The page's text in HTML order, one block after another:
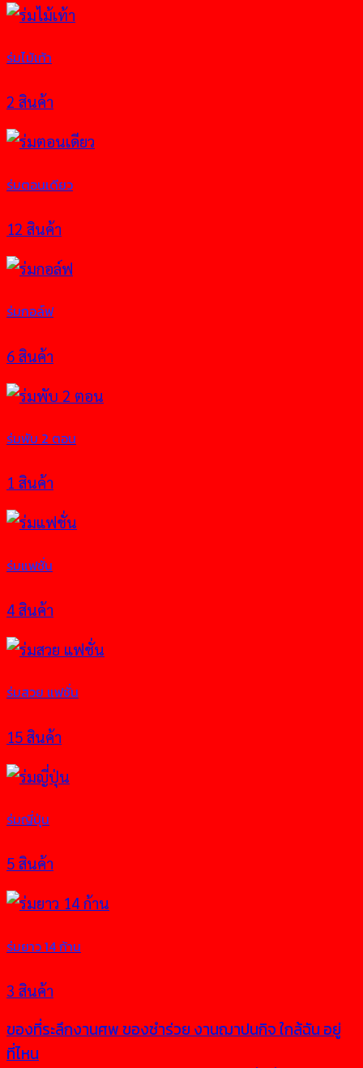
ร่มไม้เท้า
2 สินค้า
ร่มตอนเดียว
12 สินค้า
ร่มกอล์ฟ
6 สินค้า
ร่มพับ 2 ตอน
1 สินค้า
ร่มแฟชั่น
4 สินค้า
ร่มสวย แฟชั่น
15 สินค้า
ร่มญี่ปุ่น
5 สินค้า
ร่มยาว 14 ก้าน
3 สินค้า
ของที่ระลึกงานศพ ของชําร่วย งานฌาปนกิจ ใกล้ฉัน อยู่
ที่ไหน